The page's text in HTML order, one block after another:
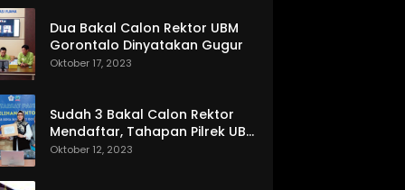
Dua Bakal Calon Rektor UBM
Gorontalo Dinyatakan Gugur
Oktober 17, 2023
Sudah 3 Bakal Calon Rektor
Mendaftar, Tahapan Pilrek UBM
Gorontalo Makin Seru
Oktober 12, 2023